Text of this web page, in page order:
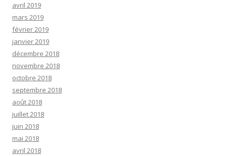
avril 2019
mars 2019
février 2019
janvier 2019
décembre 2018
novembre 2018
octobre 2018
septembre 2018
août 2018
juillet 2018
juin 2018
mai 2018
avril 2018